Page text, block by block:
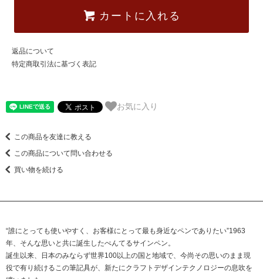
カートに入れる
返品について
特定商取引法に基づく表記
お気に入り
この商品を友達に教える
この商品について問い合わせる
買い物を続ける
“誰にとっても使いやすく、お客様にとって最も身近なペンでありたい”1963
年、そんな思いと共に誕生したぺんてるサインペン。
誕生以来、日本のみならず世界100以上の国と地域で、今尚その思いのまま現
役で有り続けるこの筆記具が、新たにクラフトデザインテクノロジーの息吹を